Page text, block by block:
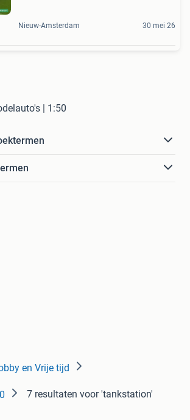
Nieuw-Amsterdam 30 mei 26
| 1:50
en Vrije tijd
7 resultaten voor 'tankstation'